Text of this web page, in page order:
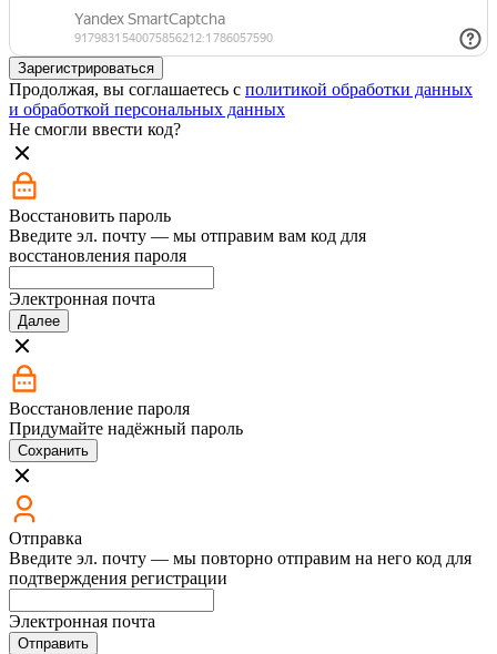
Зарегистрироваться
Продолжая, вы соглашаетесь с политикой обработки данных
и обработкой персональных данных
Не смогли ввести код?
Восстановить пароль
Введите эл. почту — мы отправим вам код для
восстановления пароля
Электронная почта
Далее
Восстановление пароля
Придумайте надёжный пароль
Сохранить
Отправка
Введите эл. почту — мы повторно отправим на него код для
подтверждения регистрации
Электронная почта
Отправить